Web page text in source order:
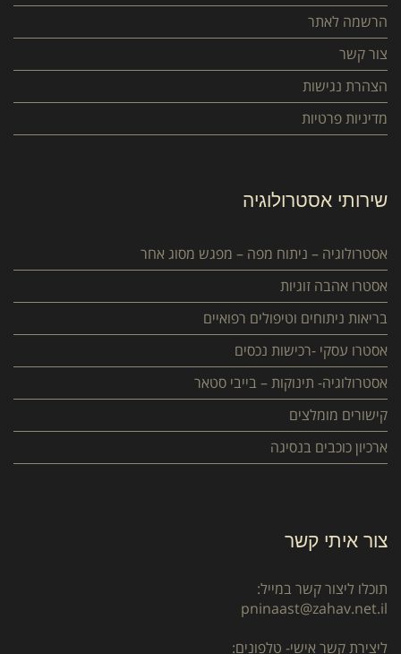
הרשמה לאתר
צור קשר
הצהרת נגישות
מדיניות פרטיות
שירותי אסטרולוגיה
אסטרולוגיה – ניתוח מפה – מפגש מסוג אחר
אסטרו אהבה זוגיות
בריאות ניתוחים וטיפולים רפואיים
אסטרו עסקי -רכישות נכסים
אסטרולוגיה- תינוקות – בייבי סטאר
קישורים מומלצים
ארכיון כוכבים בנסיגה
צור איתי קשר
תוכלו ליצור קשר במייל:
pninaast@zahav.net.il
ליצירת קשר אישי- טלפונים: